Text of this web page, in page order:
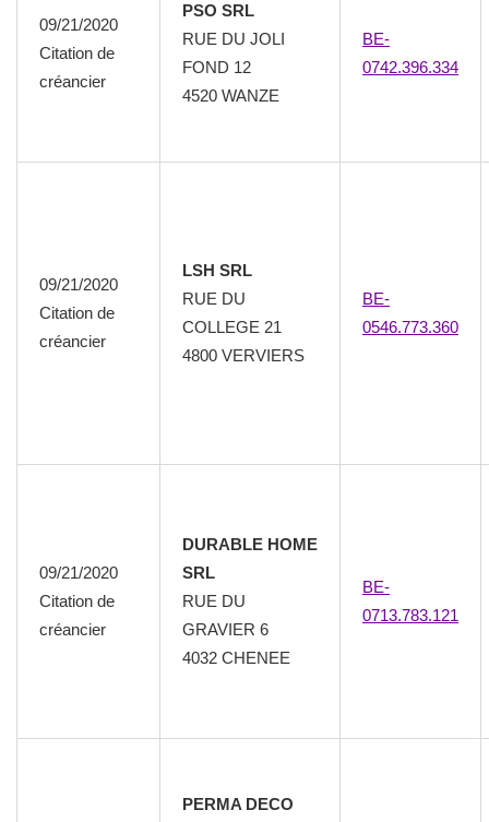
09/21/2020
Citation de
créancier
PSO SRL
RUE DU JOLI
FOND 12
4520 WANZE
BE-
0742.396.334
09/21/2020
Citation de
créancier
LSH SRL
RUE DU
COLLEGE 21
4800 VERVIERS
BE-
0546.773.360
09/21/2020
Citation de
créancier
DURABLE HOME
SRL
RUE DU
GRAVIER 6
4032 CHENEE
BE-
0713.783.121
PERMA DECO